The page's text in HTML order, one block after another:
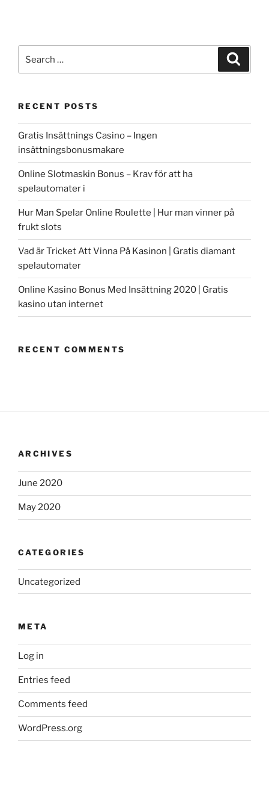
for:
RECENT POSTS
Gratis Insättnings Casino – Ingen
insättningsbonusmakare
Online Slotmaskin Bonus – Krav för att ha
spelautomater i
Hur Man Spelar Online Roulette | Hur man vinner på
frukt slots
Vad är Tricket Att Vinna På Kasinon | Gratis diamant
spelautomater
Online Kasino Bonus Med Insättning 2020 | Gratis
kasino utan internet
RECENT COMMENTS
ARCHIVES
June 2020
May 2020
CATEGORIES
Uncategorized
META
Log in
Entries feed
Comments feed
WordPress.org